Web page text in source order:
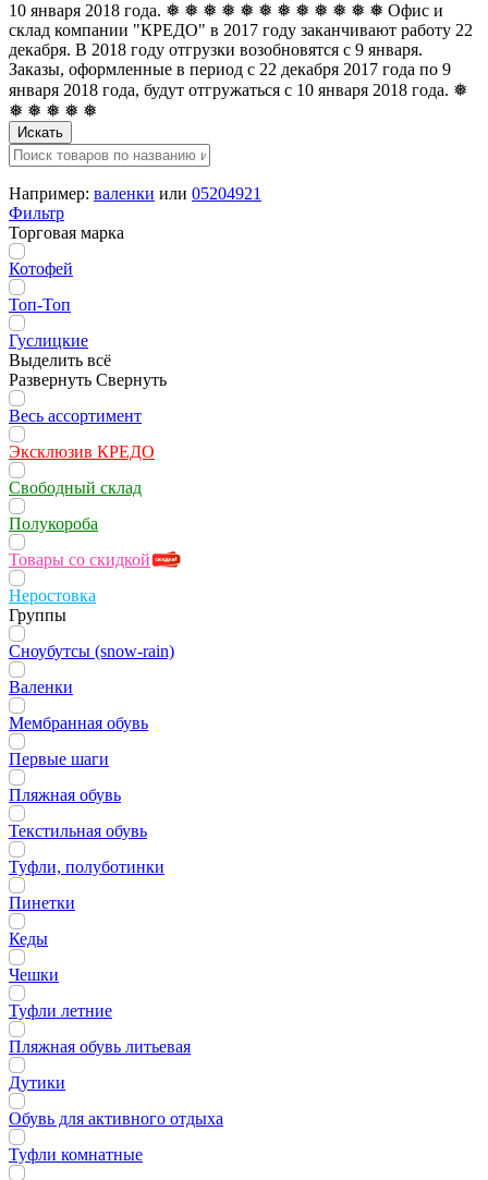
10 января 2018 года. ❅ ❅ ❅ ❅ ❅ ❅ ❅ ❅ ❅ ❅ ❅ ❅ Офис и
склад компании "КРЕДО" в 2017 году заканчивают работу 22
декабря. В 2018 году отгрузки возобновятся с 9 января.
Заказы, оформленные в период с 22 декабря 2017 года по 9
января 2018 года, будут отгружаться с 10 января 2018 года. ❅
❅ ❅ ❅ ❅ ❅
Искать
Например: валенки или 05204921
Фильтр
Торговая марка
Котофей
Топ-Топ
Гуслицкие
Выделить всё
Развернуть Свернуть
Весь ассортимент
Эксклюзив КРЕДО
Свободный склад
Полукороба
Товары со скидкой
Неростовка
Группы
Сноубутсы (snow-rain)
Валенки
Мембранная обувь
Первые шаги
Пляжная обувь
Текстильная обувь
Туфли, полуботинки
Пинетки
Кеды
Чешки
Туфли летние
Пляжная обувь литьевая
Дутики
Обувь для активного отдыха
Туфли комнатные